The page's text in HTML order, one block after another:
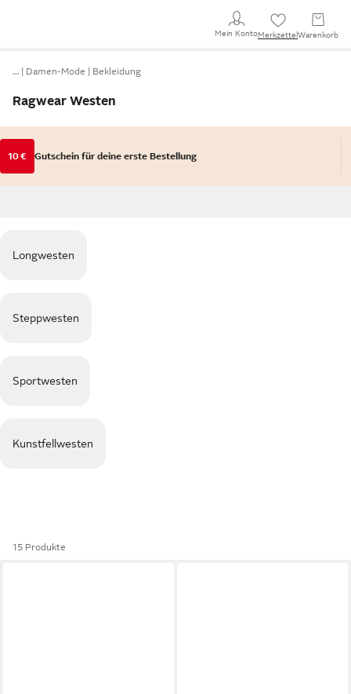
Mein KontoMerkzettel Warenkorb
… Damen-Mode Bekleidung
Ragwear Westen
10 € Gutschein für deine erste Bestellung
Longwesten
Steppwesten
Sportwesten
Kunstfellwesten
15 Produkte